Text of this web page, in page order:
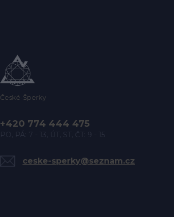
České-Šperky
+420 774 444 475
PO, PÁ: 7 - 13, ÚT, ST, ČT: 9 - 15
ceske-sperky@seznam.cz